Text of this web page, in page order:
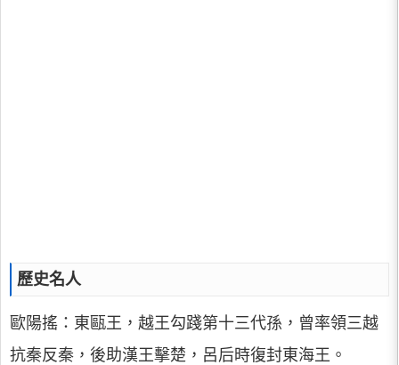
歷史名人
歐陽搖：東甌王，越王勾踐第十三代孫，曾率領三越
抗秦反秦，後助漢王擊楚，呂后時復封東海王。